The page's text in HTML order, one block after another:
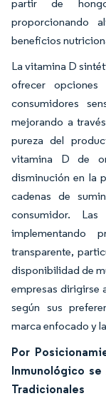
partir de
proporcionando
beneficios
La vitamina D
ofrecer opciones
consumidores
mejorando a
pureza del
vitamina D de
disminución en la
cadenas de
consumidor.
implementando
transparente,
disponibilidad de
empresas dirigirse
según sus
marca enfocado y
Por
Inmunológico
Tradicionales